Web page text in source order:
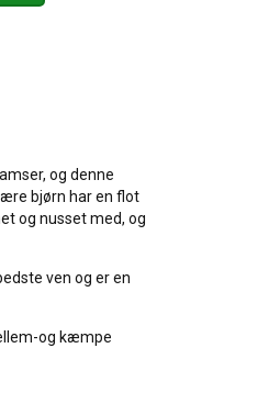
og denne
bjørn har en flot
og nusset med, og
ven og er en
og kæmpe